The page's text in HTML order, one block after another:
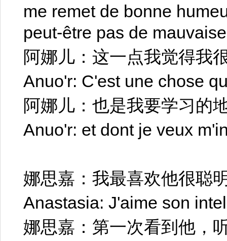
me remet de bonne
peut-être pas de
阿娜儿：这一点我觉得我
Anuo'r: C'est une chose
阿娜儿：也是我要学习的
Anuo'r: et dont je veux
娜思嘉：我最喜欢他很聪
Anastasia: J'aime son
娜思嘉：第一次看到他，